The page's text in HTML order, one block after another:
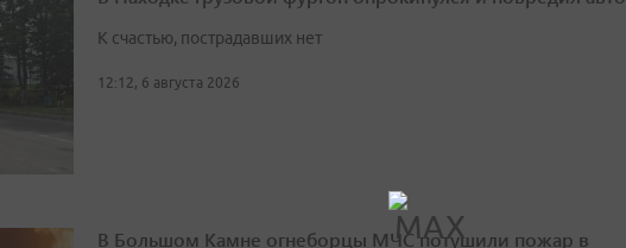
К счастью, пострадавших нет
12:12, 6 августа 2026
В Большом Камне огнеборцы МЧС потушили пожар в